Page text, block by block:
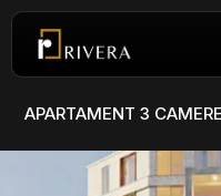
APARTAMENT 3